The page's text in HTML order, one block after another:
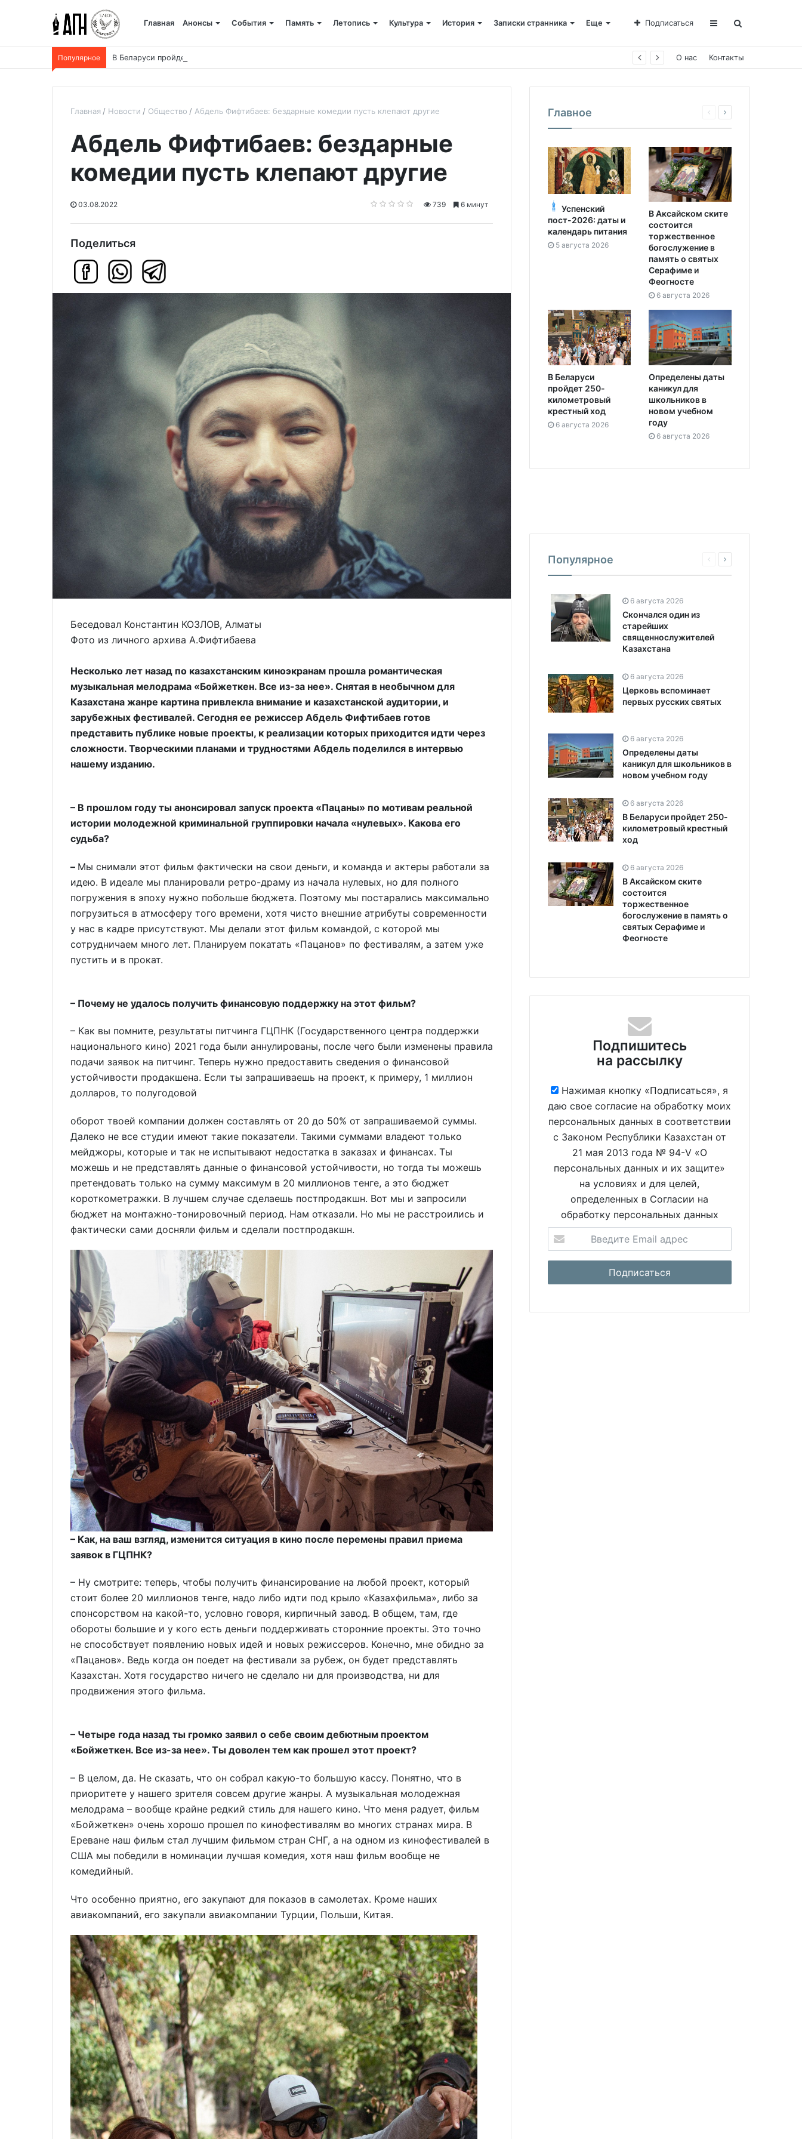
Главная Анонсы События Память Летопись Культура История Записки странника Еще Подписаться
Популярное В Беларуси пройдет 250-километровый крестный ход О нас Контакты
Главная Новости Общество Абдель Фифтибаев: бездарные комедии пусть клепают другие
Абдель Фифтибаев: бездарные
комедии пусть клепают другие
03.08.2022 739 6 минут
Поделиться
Беседовал Константин КОЗЛОВ, Алматы
Фото из личного архива А.Фифтибаева
Несколько лет назад по казахстанским киноэкранам прошла романтическая
музыкальная мелодрама «Бойжеткен. Все из-за нее». Снятая в необычном для
Казахстана жанре картина привлекла внимание и казахстанской аудитории, и
зарубежных фестивалей. Сегодня ее режиссер Абдель Фифтибаев готов
представить публике новые проекты, к реализации которых приходится идти через
сложности. Творческими планами и трудностями Абдель поделился в интервью
нашему изданию.
– В прошлом году ты анонсировал запуск проекта «Пацаны» по мотивам реальной
истории молодежной криминальной группировки начала «нулевых». Какова его
судьба?
– Мы снимали этот фильм фактически на свои деньги, и команда и актеры работали за
идею. В идеале мы планировали ретро-драму из начала нулевых, но для полного
погружения в эпоху нужно побольше бюджета. Поэтому мы постарались максимально
погрузиться в атмосферу того времени, хотя чисто внешние атрибуты современности
у нас в кадре присутствуют. Мы делали этот фильм командой, с которой мы
сотрудничаем много лет. Планируем покатать «Пацанов» по фестивалям, а затем уже
пустить и в прокат.
– Почему не удалось получить финансовую поддержку на этот фильм?
– Как вы помните, результаты питчинга ГЦПНК (Государственного центра поддержки
национального кино) 2021 года были аннулированы, после чего были изменены правила
подачи заявок на питчинг. Теперь нужно предоставить сведения о финансовой
устойчивости продакшена. Если ты запрашиваешь на проект, к примеру, 1 миллион
долларов, то полугодовой
оборот твоей компании должен составлять от 20 до 50% от запрашиваемой суммы.
Далеко не все студии имеют такие показатели. Такими суммами владеют только
мейджоры, которые и так не испытывают недостатка в заказах и финансах. Ты
можешь и не представлять данные о финансовой устойчивости, но тогда ты можешь
претендовать только на сумму максимум в 20 миллионов тенге, а это бюджет
короткометражки. В лучшем случае сделаешь постпродакшн. Вот мы и запросили
бюджет на монтажно-тонировочный период. Нам отказали. Но мы не расстроились и
фактически сами досняли фильм и сделали постпродакшн.
– Как, на ваш взгляд, изменится ситуация в кино после перемены правил приема
заявок в ГЦПНК?
– Ну смотрите: теперь, чтобы получить финансирование на любой проект, который
стоит более 20 миллионов тенге, надо либо идти под крыло «Казахфильма», либо за
спонсорством на какой-то, условно говоря, кирпичный завод. В общем, там, где
обороты большие и у кого есть деньги поддерживать сторонние проекты. Это точно
не способствует появлению новых идей и новых режиссеров. Конечно, мне обидно за
«Пацанов». Ведь когда он поедет на фестивали за рубеж, он будет представлять
Казахстан. Хотя государство ничего не сделало ни для производства, ни для
продвижения этого фильма.
– Четыре года назад ты громко заявил о себе своим дебютным проектом
«Бойжеткен. Все из-за нее». Ты доволен тем как прошел этот проект?
– В целом, да. Не сказать, что он собрал какую-то большую кассу. Понятно, что в
приоритете у нашего зрителя совсем другие жанры. А музыкальная молодежная
мелодрама – вообще крайне редкий стиль для нашего кино. Что меня радует, фильм
«Бойжеткен» очень хорошо прошел по кинофестивалям во многих странах мира. В
Ереване наш фильм стал лучшим фильмом стран СНГ, а на одном из кинофестивалей в
США мы победили в номинации лучшая комедия, хотя наш фильм вообще не
комедийный.
Что особенно приятно, его закупают для показов в самолетах. Кроме наших
авиакомпаний, его закупали авиакомпании Турции, Польши, Китая.
Главное
Успенский
пост-2026: даты и
календарь питания
5 августа 2026
В Аксайском ските
состоится
торжественное
богослужение в
память о святых
Серафиме и
Феогносте
6 августа 2026
В Беларуси
пройдет 250-
километровый
крестный ход
6 августа 2026
Определены даты
каникул для
школьников в
новом учебном
году
6 августа 2026
Популярное
6 августа 2026
Скончался один из
старейших
священнослужителей
Казахстана
6 августа 2026
Церковь вспоминает
первых русских святых
6 августа 2026
Определены даты
каникул для школьников в
новом учебном году
6 августа 2026
В Беларуси пройдет 250-
километровый крестный
ход
6 августа 2026
В Аксайском ските
состоится
торжественное
богослужение в память о
святых Серафиме и
Феогносте
Подпишитесь
на рассылку
Нажимая кнопку «Подписаться», я
даю свое согласие на обработку моих
персональных данных в соответствии
с Законом Республики Казахстан от
21 мая 2013 года № 94-V «О
персональных данных и их защите»
на условиях и для целей,
определенных в Согласии на
обработку персональных данных